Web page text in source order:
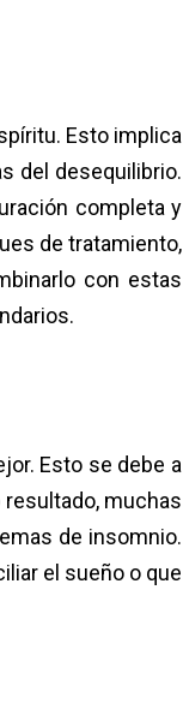
Esto implica
del desequilibrio.
completa y
de tratamiento,
con estas
Esto se debe a
resultado, muchas
de insomnio.
el sueño o que